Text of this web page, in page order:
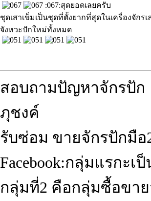
:067:สุดยอดเลยครับ
ชุดเสาเข็มเป็นชุดที่ตั้งยากที่สุดในเครื่องจักร
จังหวะปักใหม่ทั้งหมด
สอบถามปัญหาจักรปัก
ภุชงค์
รับซ่อม ขายจักรปักมือ
Facebook:กลุ่มแรกะ
กลุ่มที่2 คือกลุ่มซื้อขา